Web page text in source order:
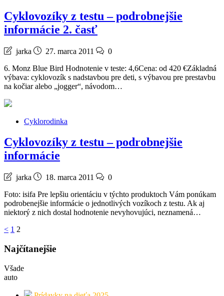
Cyklovozíky z testu – podrobnejšie
informácie 2. časť
jarka 27. marca 2011
0
6. Monz Blue Bird Hodnotenie v teste: 4,6Cena: od 420 €Základná
výbava: cyklovozík s nadstavbou pre deti, s výbavou pre prestavbu
na kočiar alebo „jogger“, návodom…
Cyklorodinka
Cyklovozíky z testu – podrobnejšie
informácie
jarka 18. marca 2011
0
Foto: isifa Pre lepšiu orientáciu v týchto produktoch Vám ponúkam
podrobenejšie informácie o jednotlivých vozíkoch z testu. Ak aj
niektorý z nich dostal hodnotenie nevyhovujúci, neznamená…
Stránkovanie
príspevkov
< 1 2
Najčítanejšie
Všade
auto